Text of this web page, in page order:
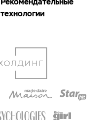
технологии